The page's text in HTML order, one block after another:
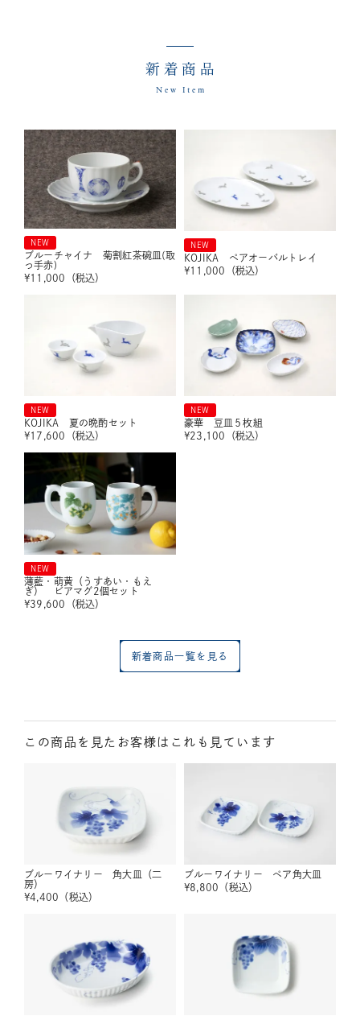
新着商品
New Item
NEW
ブルーチャイナ 菊割紅茶碗皿(取
っ手赤)
¥11,000 （税込）
NEW
KOJIKA ペアオーバルトレイ
¥11,000 （税込）
NEW
KOJIKA 夏の晩酌セット
¥17,600 （税込）
NEW
豪華 豆皿５枚組
¥23,100 （税込）
NEW
薄藍・萌黄（うすあい・もえ
ぎ） ビアマグ2個セット
¥39,600 （税込）
新着商品一覧を見る
この商品を見たお客様はこれも見ています
ブルーワイナリー 角大皿（二
房）
¥4,400 （税込）
ブルーワイナリー ペア角大皿
¥8,800 （税込）